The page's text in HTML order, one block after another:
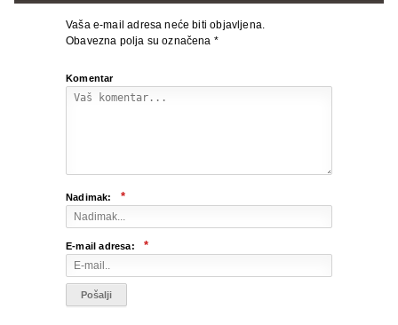
Vaša e-mail adresa neće biti objavljena.
Obavezna polja su označena *
Komentar
Nadimak: *
E-mail adresa: *